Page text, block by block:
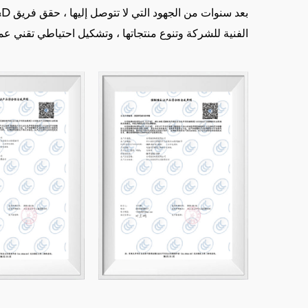
الفنية للشركة وتنوع منتجاتها ، وتشكيل احتياطي تقني